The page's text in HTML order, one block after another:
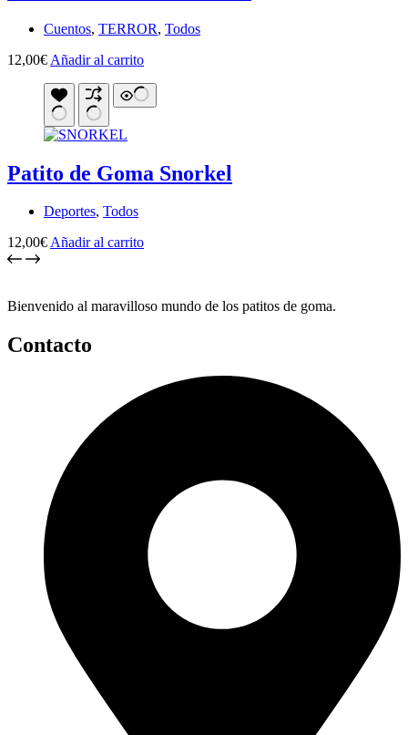
Cuentos, TERROR, Todos
12,00€ Añadir al carrito
Patito de Goma Snorkel
Deportes, Todos
12,00€Añadir al carrito
Bienvenido al maravilloso mundo de los patitos de goma.
Contacto